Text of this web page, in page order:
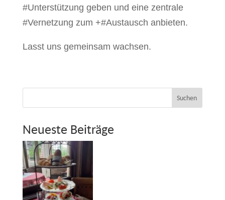
#Unterstützung geben und eine zentrale
#Vernetzung zum +#Austausch anbieten.
Lasst uns gemeinsam wachsen.
Suchen
Neueste Beiträge